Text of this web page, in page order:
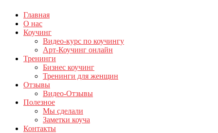
Главная
О нас
Коучинг
Видео-курс по коучингу
Арт-Коучинг онлайн
Тренинги
Бизнес коучинг
Тренинги для женщин
Отзывы
Видео-Отзывы
Полезное
Мы сделали
Заметки коуча
Контакты